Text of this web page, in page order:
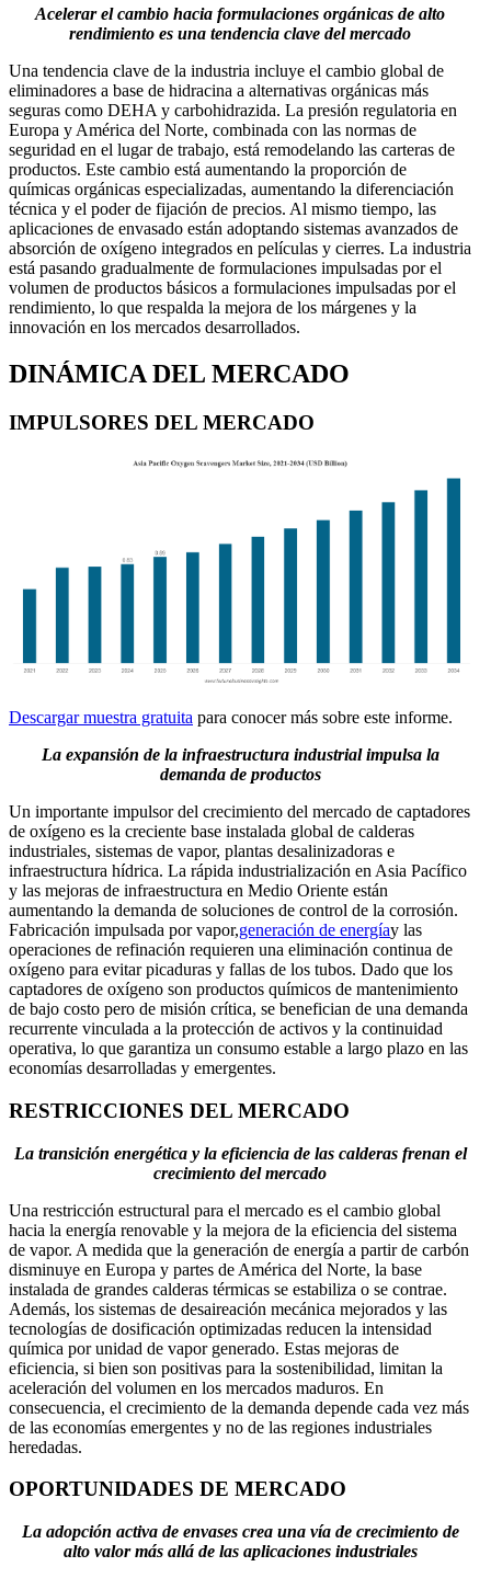
Acelerar el cambio hacia formulaciones orgánicas de alto
rendimiento es una tendencia clave del mercado
Una tendencia clave de la industria incluye el cambio global de
eliminadores a base de hidracina a alternativas orgánicas más
seguras como DEHA y carbohidrazida. La presión regulatoria en
Europa y América del Norte, combinada con las normas de
seguridad en el lugar de trabajo, está remodelando las carteras de
productos. Este cambio está aumentando la proporción de
químicas orgánicas especializadas, aumentando la diferenciación
técnica y el poder de fijación de precios. Al mismo tiempo, las
aplicaciones de envasado están adoptando sistemas avanzados de
absorción de oxígeno integrados en películas y cierres. La industria
está pasando gradualmente de formulaciones impulsadas por el
volumen de productos básicos a formulaciones impulsadas por el
rendimiento, lo que respalda la mejora de los márgenes y la
innovación en los mercados desarrollados.
DINÁMICA DEL MERCADO
IMPULSORES DEL MERCADO
Descargar muestra gratuita para conocer más sobre este informe.
La expansión de la infraestructura industrial impulsa la
demanda de productos
Un importante impulsor del crecimiento del mercado de captadores
de oxígeno es la creciente base instalada global de calderas
industriales, sistemas de vapor, plantas desalinizadoras e
infraestructura hídrica. La rápida industrialización en Asia Pacífico
y las mejoras de infraestructura en Medio Oriente están
aumentando la demanda de soluciones de control de la corrosión.
Fabricación impulsada por vapor,generación de energíay las
operaciones de refinación requieren una eliminación continua de
oxígeno para evitar picaduras y fallas de los tubos. Dado que los
captadores de oxígeno son productos químicos de mantenimiento
de bajo costo pero de misión crítica, se benefician de una demanda
recurrente vinculada a la protección de activos y la continuidad
operativa, lo que garantiza un consumo estable a largo plazo en las
economías desarrolladas y emergentes.
RESTRICCIONES DEL MERCADO
La transición energética y la eficiencia de las calderas frenan el
crecimiento del mercado
Una restricción estructural para el mercado es el cambio global
hacia la energía renovable y la mejora de la eficiencia del sistema
de vapor. A medida que la generación de energía a partir de carbón
disminuye en Europa y partes de América del Norte, la base
instalada de grandes calderas térmicas se estabiliza o se contrae.
Además, los sistemas de desaireación mecánica mejorados y las
tecnologías de dosificación optimizadas reducen la intensidad
química por unidad de vapor generado. Estas mejoras de
eficiencia, si bien son positivas para la sostenibilidad, limitan la
aceleración del volumen en los mercados maduros. En
consecuencia, el crecimiento de la demanda depende cada vez más
de las economías emergentes y no de las regiones industriales
heredadas.
OPORTUNIDADES DE MERCADO
La adopción activa de envases crea una vía de crecimiento de
alto valor más allá de las aplicaciones industriales